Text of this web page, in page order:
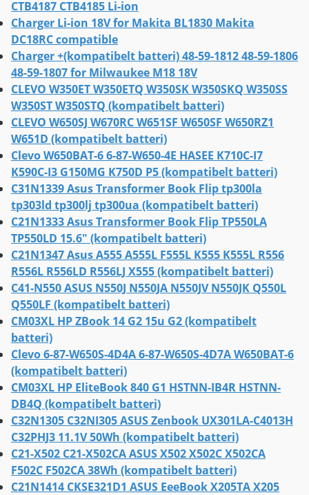
CTB4187 CTB4185 Li-ion
Charger Li-ion 18V for Makita BL1830 Makita
DC18RC compatible
Charger +(kompatibelt batteri) 48-59-1812 48-59-1806
48-59-1807 for Milwaukee M18 18V
CLEVO W350ET W350ETQ W350SK W350SKQ W350SS
W350ST W350STQ (kompatibelt batteri)
CLEVO W650SJ W670RC W651SF W650SF W650RZ1
W651D (kompatibelt batteri)
Clevo W650BAT-6 6-87-W650-4E HASEE K710C-I7
K590C-I3 G150MG K750D P5 (kompatibelt batteri)
C31N1339 Asus Transformer Book Flip tp300la
tp303ld tp300lj tp300ua (kompatibelt batteri)
C21N1333 Asus Transformer Book Flip TP550LA
TP550LD 15.6" (kompatibelt batteri)
C21N1347 Asus A555 A555L F555L K555 K555L R556
R556L R556LD R556LJ X555 (kompatibelt batteri)
C41-N550 ASUS N550J N550JA N550JV N550JK Q550L
Q550LF (kompatibelt batteri)
CM03XL HP ZBook 14 G2 15u G2 (kompatibelt
batteri)
Clevo 6-87-W650S-4D4A 6-87-W650S-4D7A W650BAT-6
(kompatibelt batteri)
CM03XL HP EliteBook 840 G1 HSTNN-IB4R HSTNN-
DB4Q (kompatibelt batteri)
C32N1305 C32NI305 ASUS Zenbook UX301LA-C4013H
C32PHJ3 11.1V 50Wh (kompatibelt batteri)
C21-X502 C21-X502CA ASUS X502 X502C X502CA
F502C F502CA 38Wh (kompatibelt batteri)
C21N1414 CKSE321D1 ASUS EeeBook X205TA X205